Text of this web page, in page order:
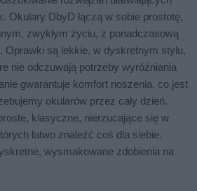
Okulary DbyD łączą w sobie prostotę,
zwykłym życiu, z ponadczasową
Oprawki są lekkie, w dyskretnym stylu,
nie odczuwają potrzeby wyróżniania
gwarantuje komfort noszenia, co jest
okularów przez cały dzień.
klasyczne, nierzucające się w
łatwo znaleźć coś dla siebie.
wysmakowane zdobienia na